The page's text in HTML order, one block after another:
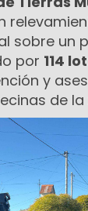
sobre un
por 114
y
de la